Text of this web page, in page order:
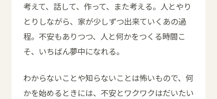
考えて、話して、作って、また考える。人とやり
とりしながら、家が少しずつ出来ていくあの過
程。不安もありつつ、人と何かをつくる時間こ
そ、いちばん夢中になれる。
わからないことや知らないことは怖いもので、何
かを始めるときには、不安とワクワクはだいたい